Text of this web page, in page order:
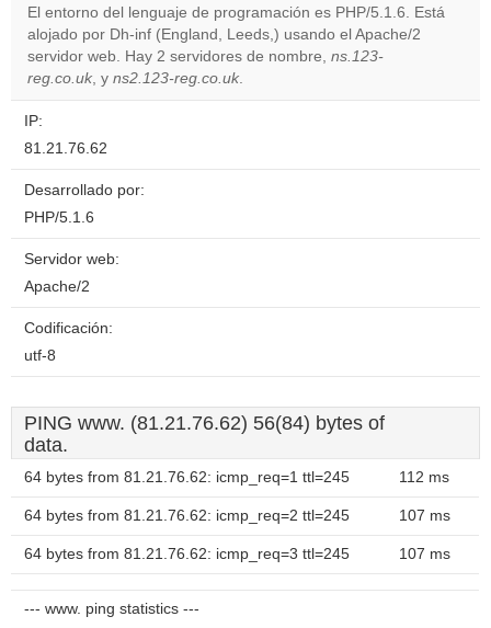
Do you
own this
El entorno del lenguaje de programación es PHP/5.1.6. Está
alojado por Dh-inf (England, Leeds,) usando el Apache/2
servidor web. Hay 2 servidores de nombre, ns.123-
reg.co.uk, y ns2.123-reg.co.uk.
IP:
81.21.76.62
Desarrollado por:
PHP/5.1.6
Servidor web:
Apache/2
Codificación:
utf-8
PING www. (81.21.76.62) 56(84) bytes of
data.
64 bytes from 81.21.76.62: icmp_req=1 ttl=245 112 ms
64 bytes from 81.21.76.62: icmp_req=2 ttl=245 107 ms
64 bytes from 81.21.76.62: icmp_req=3 ttl=245 107 ms
--- www. ping statistics ---